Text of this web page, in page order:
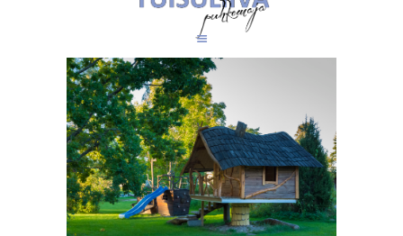
PUHKEMAJA
TEGEVUSED
SÜNDMUSED
PAASTULAAGER
KERAAMIKA
PÄKAPIKUMAA
KONTAKT